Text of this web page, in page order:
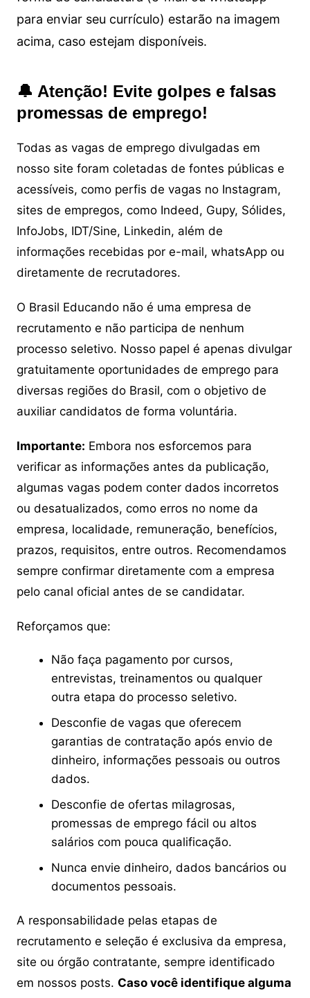
para enviar seu currículo) estarão na imagem
acima, caso estejam disponíveis.
🔔 Atenção! Evite golpes e falsas
promessas de emprego!
Todas as vagas de emprego divulgadas em
nosso site foram coletadas de fontes públicas e
acessíveis, como perfis de vagas no Instagram,
sites de empregos, como Indeed, Gupy, Sólides,
InfoJobs, IDT/Sine, Linkedin, além de
informações recebidas por e-mail, whatsApp ou
diretamente de recrutadores.
O Brasil Educando não é uma empresa de
recrutamento e não participa de nenhum
processo seletivo. Nosso papel é apenas divulgar
gratuitamente oportunidades de emprego para
diversas regiões do Brasil, com o objetivo de
auxiliar candidatos de forma voluntária.
Importante: Embora nos esforcemos para
verificar as informações antes da publicação,
algumas vagas podem conter dados incorretos
ou desatualizados, como erros no nome da
empresa, localidade, remuneração, benefícios,
prazos, requisitos, entre outros. Recomendamos
sempre confirmar diretamente com a empresa
pelo canal oficial antes de se candidatar.
Reforçamos que:
Não faça pagamento por cursos,
entrevistas, treinamentos ou qualquer
outra etapa do processo seletivo.
Desconfie de vagas que oferecem
garantias de contratação após envio de
dinheiro, informações pessoais ou outros
dados.
Desconfie de ofertas milagrosas,
promessas de emprego fácil ou altos
salários com pouca qualificação.
Nunca envie dinheiro, dados bancários ou
documentos pessoais.
A responsabilidade pelas etapas de
recrutamento e seleção é exclusiva da empresa,
site ou órgão contratante, sempre identificado
em nossos posts. Caso você identifique alguma